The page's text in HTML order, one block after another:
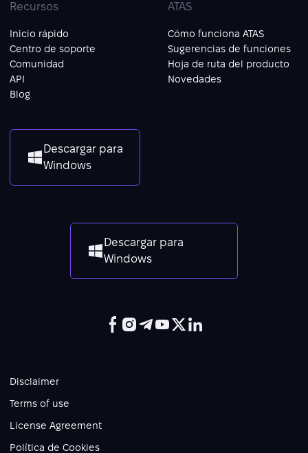
Recursos
Inicio rápido
Centro de soporte
Comunidad
API
Blog
ATAS
Cómo funciona ATAS
Sugerencias de funciones
Hoja de ruta del producto
Novedades
Descargar para
Windows
Descargar para
Windows
Disclaimer
Terms of use
License Agreement
Política de Cookies